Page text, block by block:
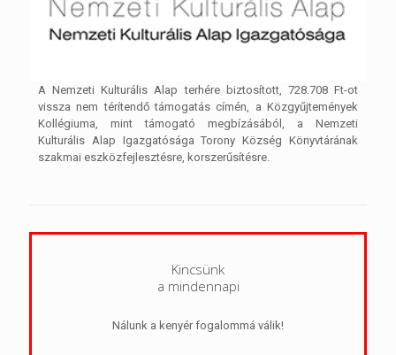
A Nemzeti Kulturális Alap terhére biztosított, 728.708 Ft-ot
vissza nem térítendő támogatás címén, a Közgyűjtemények
Kollégiuma, mint támogató megbízásából, a Nemzeti
Kulturális Alap Igazgatósága Torony Község Könyvtárának
szakmai eszközfejlesztésre, korszerűsítésre.
Kincsünk
a mindennapi
Nálunk a kenyér fogalommá válik!